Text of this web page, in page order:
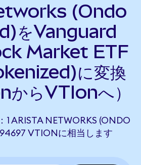
(Ondo
をVanguard
Market ETF
に変換
からVTIonへ）
ARISTA NETWORKS (ONDO
VTIONに相当します